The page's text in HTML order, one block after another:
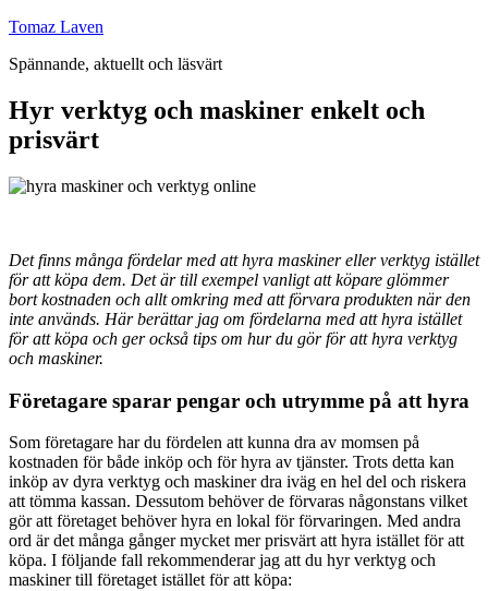
Hoppa
innehåll
Tomaz Laven
Spännande, aktuellt och läsvärt
Hyr verktyg och maskiner enkelt och
prisvärt
Det finns många fördelar med att hyra maskiner eller verktyg istället
för att köpa dem. Det är till exempel vanligt att köpare glömmer
bort kostnaden och allt omkring med att förvara produkten när den
inte används. Här berättar jag om fördelarna med att hyra istället
för att köpa och ger också tips om hur du gör för att hyra verktyg
och maskiner.
Företagare sparar pengar och utrymme på att hyra
Som företagare har du fördelen att kunna dra av momsen på
kostnaden för både inköp och för hyra av tjänster. Trots detta kan
inköp av dyra verktyg och maskiner dra iväg en hel del och riskera
att tömma kassan. Dessutom behöver de förvaras någonstans vilket
gör att företaget behöver hyra en lokal för förvaringen. Med andra
ord är det många gånger mycket mer prisvärt att hyra istället för att
köpa. I följande fall rekommenderar jag att du hyr verktyg och
maskiner till företaget istället för att köpa: